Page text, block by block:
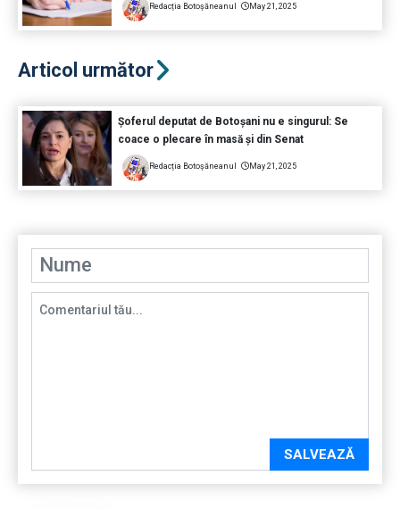
Redacția Botoșăneanul May 21, 2025
Articol următor
Șoferul deputat de Botoșani nu e singurul: Se
coace o plecare în masă și din Senat
Redacția Botoșăneanul May 21, 2025
SALVEAZĂ